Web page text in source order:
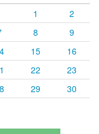
1
2
8
9
15
16
22
23
29
30